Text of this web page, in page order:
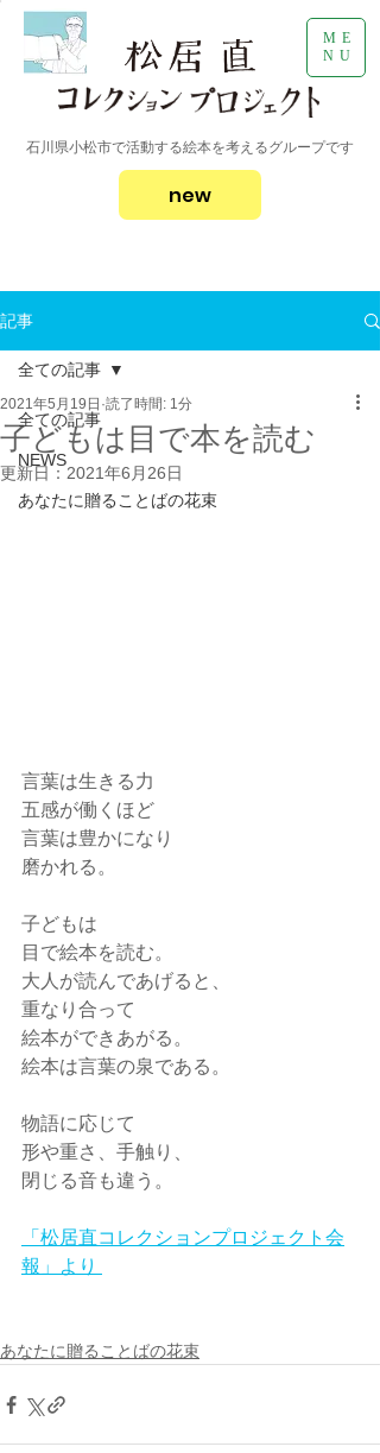
石川県小松市で活動する絵本を考えるグループです
ME
NU
new
記事
全ての記事
NEWS
あなたに贈ることばの花束
全ての記事
子どもは目で本を読む
2021年5月19日 読了時間: 1分
更新日： 2021年6月26日
言葉は生きる力
五感が働くほど
言葉は豊かになり
磨かれる。
子どもは
目で絵本を読む。
大人が読んであげると、
重なり合って
絵本ができあがる。
絵本は言葉の泉である。
物語に応じて
形や重さ、手触り、
閉じる音も違う。
「松居直コレクションプロジェクト会
報」より
あなたに贈ることばの花束